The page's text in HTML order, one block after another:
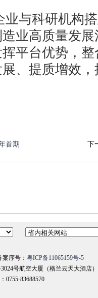
业与科研机构
业高质量发
平台优势，
、提质增效
首期 下
序号： 粤ICP备11065159号-5
号航空大厦（格兰云天大酒店
0755-83688570